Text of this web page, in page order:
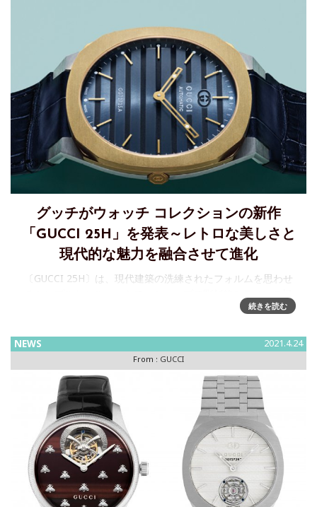
グッチがウォッチ コレクションの新作
「GUCCI 25H」を発表～レトロな美しさと
現代的な魅力を融合させて進化
〔GUCCI 25H〕は、現代建築の洗練されたフォルムを思わせ
めてスリムなケース、リューズとベゼルの一体型のブレスレ
続きを読む
NEWS 2021.4.24
From : GUCCI